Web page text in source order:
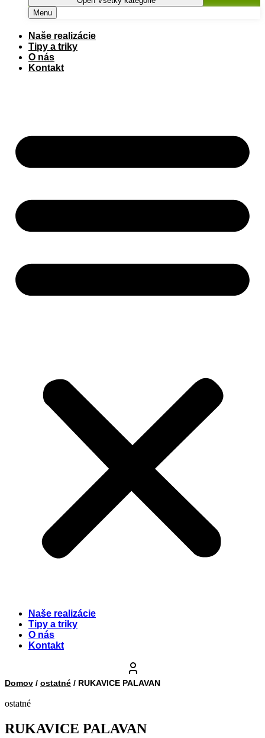
Menu
Naše realizácie
Tipy a triky
O nás
Kontakt
Naše realizácie
Tipy a triky
O nás
Kontakt
Domov / ostatné / RUKAVICE PALAVAN
ostatné
RUKAVICE PALAVAN